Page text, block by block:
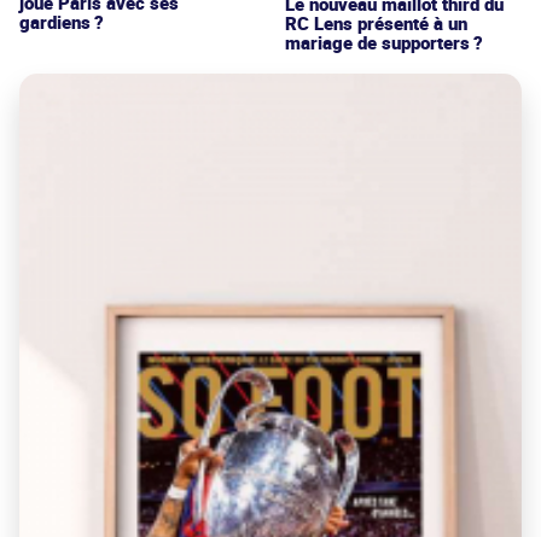
gardiens ?
RC Lens présenté à un
mariage de supporters ?